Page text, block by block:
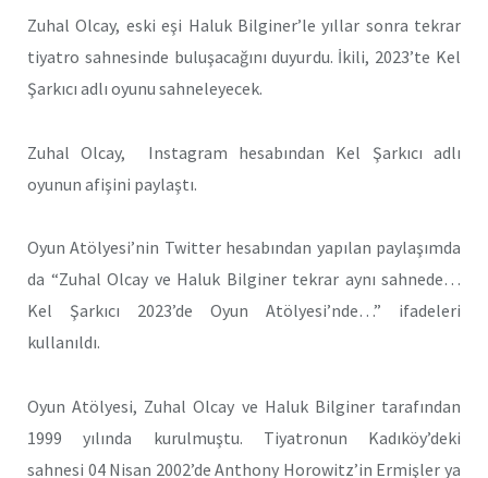
Zuhal Olcay, eski eşi Haluk Bilginer’le yıllar sonra tekrar
tiyatro sahnesinde buluşacağını duyurdu. İkili, 2023’te Kel
Şarkıcı adlı oyunu sahneleyecek.
Zuhal Olcay, Instagram hesabından Kel Şarkıcı adlı
oyunun afişini paylaştı.
Oyun Atölyesi’nin Twitter hesabından yapılan paylaşımda
da “Zuhal Olcay ve Haluk Bilginer tekrar aynı sahnede…
Kel Şarkıcı 2023’de Oyun Atölyesi’nde…” ifadeleri
kullanıldı.
Oyun Atölyesi, Zuhal Olcay ve Haluk Bilginer tarafından
1999 yılında kurulmuştu. Tiyatronun Kadıköy’deki
sahnesi 04 Nisan 2002’de Anthony Horowitz’in Ermişler ya